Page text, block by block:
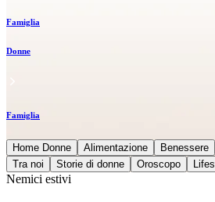
Famiglia
Donne
Famiglia
Home Donne Alimentazione Benessere
Tra noi
Storie di donne Oroscopo
Nemici estivi